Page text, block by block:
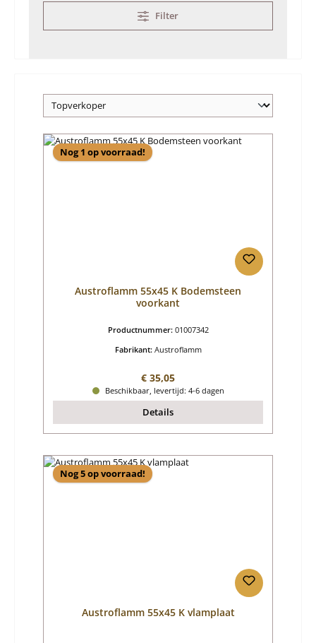
Filter
Nog 1 op voorraad!
Austroflamm 55x45 K Bodemsteen
voorkant
Productnummer: 01007342
Fabrikant: Austroflamm
Normale prijs:
€ 35,05
Beschikbaar, levertijd: 4-6 dagen
Details
Nog 5 op voorraad!
Austroflamm 55x45 K vlamplaat